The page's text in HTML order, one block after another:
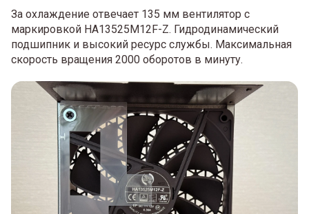
За охлаждение отвечает 135 мм вентилятор с
маркировкой HA13525M12F-Z. Гидродинамический
подшипник и высокий ресурс службы. Максимальная
скорость вращения 2000 оборотов в минуту.